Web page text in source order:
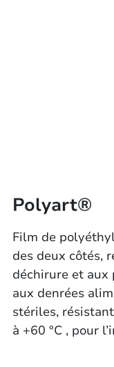
Polyart®
Film de
des deux côtés,
déchirure et aux
aux denrées
stériles,
à +60 °C , pour